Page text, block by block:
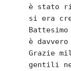
è stato
si era
è
Grazie
gentili